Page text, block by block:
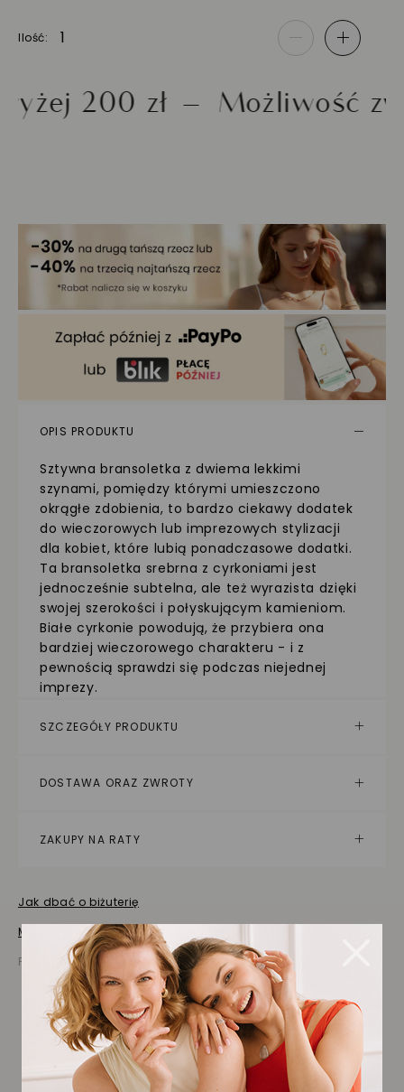
Ilość - +
200 zł Możliwość zwrotu
OPIS PRODUKTU
Sztywna bransoletka z dwiema lekkimi
szynami, pomiędzy którymi umieszczono
okrągłe zdobienia, to bardzo ciekawy dodatek
do wieczorowych lub imprezowych stylizacji
dla kobiet, które lubią ponadczasowe dodatki.
Ta bransoletka srebrna z cyrkoniami jest
jednocześnie subtelna, ale też wyrazista dzięki
swojej szerokości i połyskującym kamieniom.
Białe cyrkonie powodują, że przybiera ona
bardziej wieczorowego charakteru - i z
pewnością sprawdzi się podczas niejednej
imprezy.
SZCZEGÓŁY PRODUKTU
DOSTAWA ORAZ ZWROTY
ZAKUPY NA RATY
Jak dbać o biżuterię
Masz pytania? Zapytaj!
Prezentowana cena jest ceną brutto